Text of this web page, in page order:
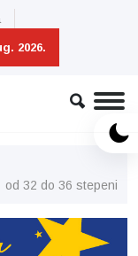
2026.
32 do 36 stepeni